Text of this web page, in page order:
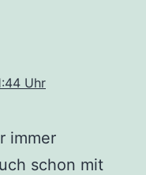
Uhr
immer
schon mit